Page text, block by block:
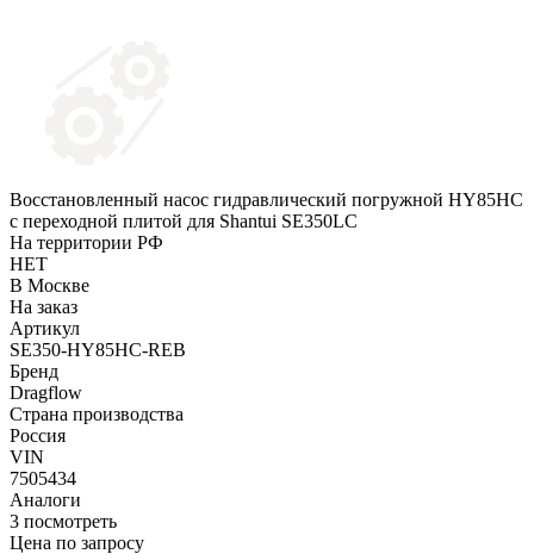
Восстановленный насос гидравлический погружной HY85HC
с переходной плитой для Shantui SE350LC
На территории РФ
НЕТ
В Москве
На заказ
Артикул
SE350-HY85HC-REB
Бренд
Dragflow
Страна производства
Россия
VIN
7505434
Аналоги
3 посмотреть
Цена по запросу